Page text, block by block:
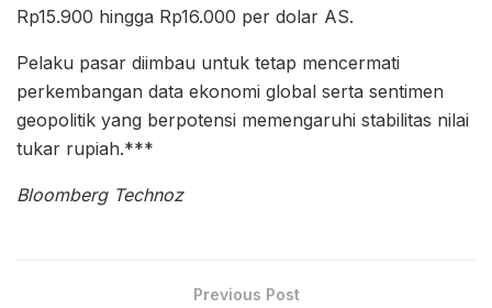
Rp15.900 hingga Rp16.000 per dolar AS.
Pelaku pasar diimbau untuk tetap mencermati
perkembangan data ekonomi global serta sentimen
geopolitik yang berpotensi memengaruhi stabilitas nilai
tukar rupiah.***
Bloomberg Technoz
Previous Post